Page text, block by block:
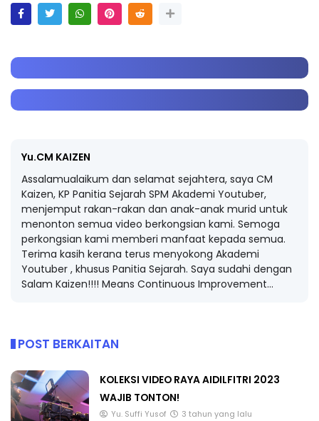
Yu.CM KAIZEN
Assalamualaikum dan selamat sejahtera, saya CM
Kaizen, KP Panitia Sejarah SPM Akademi Youtuber,
menjemput rakan-rakan dan anak-anak murid untuk
menonton semua video berkongsian kami. Semoga
perkongsian kami memberi manfaat kepada semua.
Terima kasih kerana terus menyokong Akademi
Youtuber , khusus Panitia Sejarah. Saya sudahi dengan
Salam Kaizen!!!! Means Continuous Improvement...
POST BERKAITAN
KOLEKSI VIDEO RAYA AIDILFITRI 2023
WAJIB TONTON!
Yu. Suffi Yusof 3 tahun yang lalu